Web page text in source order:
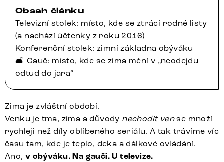
Obsah článku
Televizní stolek: místo, kde se ztrácí rodné listy
(a nachází účtenky z roku 2016)
Konferenční stolek: zimní základna obýváku
🛋️ Gauč: místo, kde se zima mění v „neodejdu
odtud do jara“
Zima je zvláštní období.
Venku je tma, zima a důvody nechodit vense množí
rychleji než díly oblíbeného seriálu. A tak trávíme víc
času tam, kde je teplo, deka a dálkové ovládání.
Ano, v obýváku. Na gauči. U televize.